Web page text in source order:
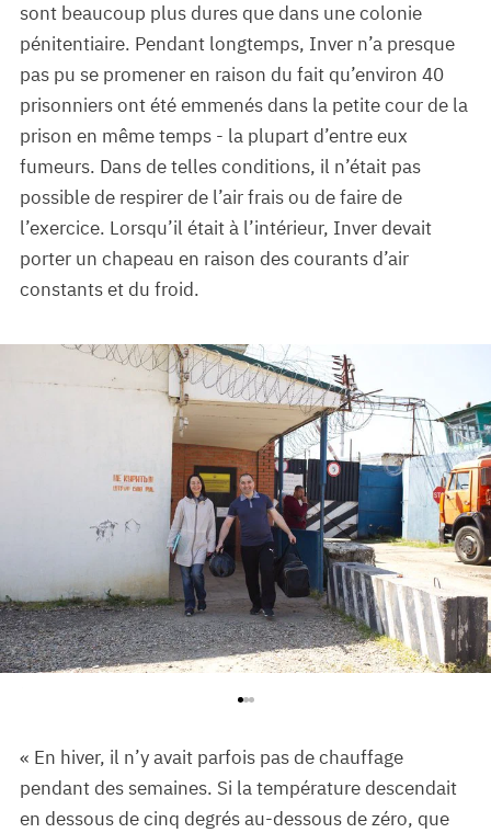
sont beaucoup plus dures que dans une colonie
pénitentiaire. Pendant longtemps, Inver n’a presque
pas pu se promener en raison du fait qu’environ 40
prisonniers ont été emmenés dans la petite cour de la
prison en même temps - la plupart d’entre eux
fumeurs. Dans de telles conditions, il n’était pas
possible de respirer de l’air frais ou de faire de
l’exercice. Lorsqu’il était à l’intérieur, Inver devait
porter un chapeau en raison des courants d’air
constants et du froid.
À la sortie du centre de détention provisoire, Inver Siyukhov
Avril 2025
« En hiver, il n’y avait parfois pas de chauffage
pendant des semaines. Si la température descendait
en dessous de cinq degrés au-dessous de zéro, que